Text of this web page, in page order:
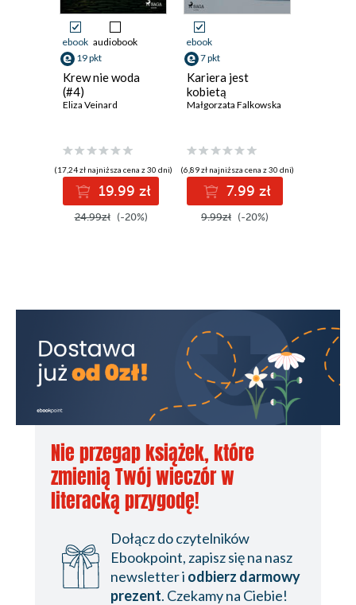
ebook audiobook
19 pkt
Krew nie woda
(#4)
Eliza Veinard
(17,24 zł najniższa cena z 30 dni)
19.99 zł
24.99zł (-20%)
ebook
7 pkt
Kariera jest
kobietą
Małgorzata Falkowska
(6,89 zł najniższa cena z 30 dni)
7.99 zł
9.99zł (-20%)
Nie przegap książek, które
zmienią Twój wieczór w
literacką przygodę!
Dołącz do czytelników
Ebookpoint, zapisz się na nasz
newsletter i odbierz darmowy
prezent. Czekamy na Ciebie!